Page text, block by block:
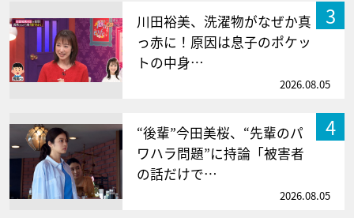
3
川田裕美、洗濯物がなぜか真
っ赤に！原因は息子のポケッ
トの中身…
2026.08.05
4
“後輩”今田美桜、“先輩のパ
ワハラ問題”に持論「被害者
の話だけで…
2026.08.05